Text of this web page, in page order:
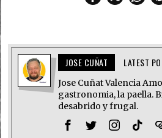
JOSE CUÑAT LATEST
Jose Cuñat Valencia
gastronomia, la paella.
desabrido y frugal.